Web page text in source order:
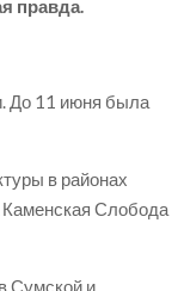
правда.
До 11 июня была
в районах
Каменская Слобода
Сумской и